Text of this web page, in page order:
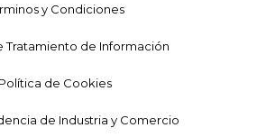
y Condiciones
Tratamiento de Información
Política de Cookies
de Industria y Comercio